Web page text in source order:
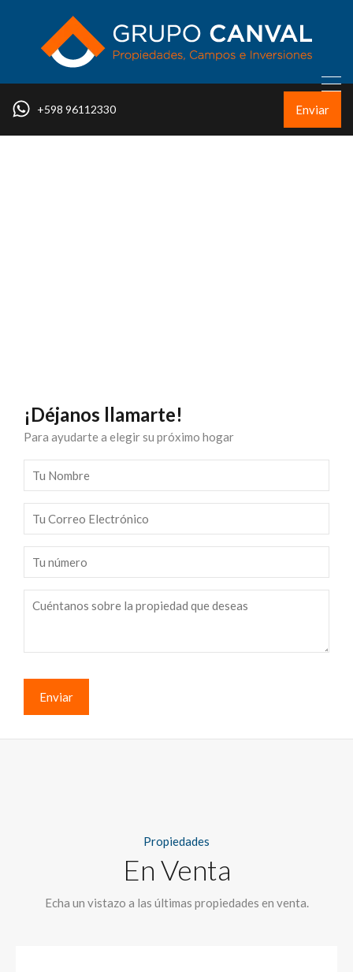
+598 96112330 Enviar
¡Déjanos llamarte!
Para ayudarte a elegir su próximo hogar
Propiedades
En Venta
Echa un vistazo a las últimas propiedades en venta.